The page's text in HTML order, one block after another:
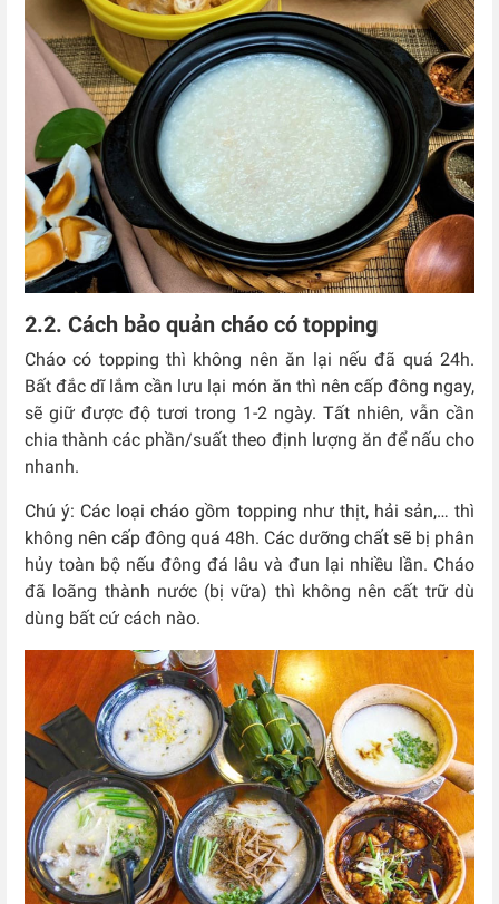
2.2. Cách bảo quản cháo có topping
Cháo có topping thì không nên ăn lại nếu đã quá 24h.
Bất đắc dĩ lắm cần lưu lại món ăn thì nên cấp đông ngay,
sẽ giữ được độ tươi trong 1-2 ngày. Tất nhiên, vẫn cần
chia thành các phần/suất theo định lượng ăn để nấu cho
nhanh.
Chú ý: Các loại cháo gồm topping như thịt, hải sản,… thì
không nên cấp đông quá 48h. Các dưỡng chất sẽ bị phân
hủy toàn bộ nếu đông đá lâu và đun lại nhiều lần. Cháo
đã loãng thành nước (bị vữa) thì không nên cất trữ dù
dùng bất cứ cách nào.